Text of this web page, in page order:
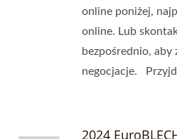
online poniżej,
online. Lub
bezpośrednio, aby
negocjacje.
2024